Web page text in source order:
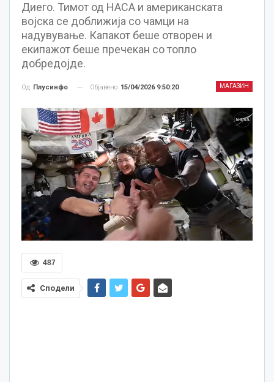
Диего. Тимот од НАСА и американската
војска се доближија со чамци на
надувување. Капакот беше отворен и
екипажот беше пречекан со топло
добредојде.
МАГАЗИН
Од Плусинфо Објавено 15/04/2026 9:50:20
487
Сподели